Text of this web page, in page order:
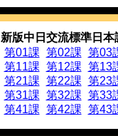
中国語版を追
20131231
TOP画面に教
20131222
韓国語版を追
20131219
アクセス履歴
インドネシ
す。
20131126
教科書「み
た。
20131104
アクセス履歴
新版中日交流標準日
第01課 第02課 第03
第11課 第12課 第13
第21課 第22課 第23
第31課 第32課 第33
第41課 第42課 第43